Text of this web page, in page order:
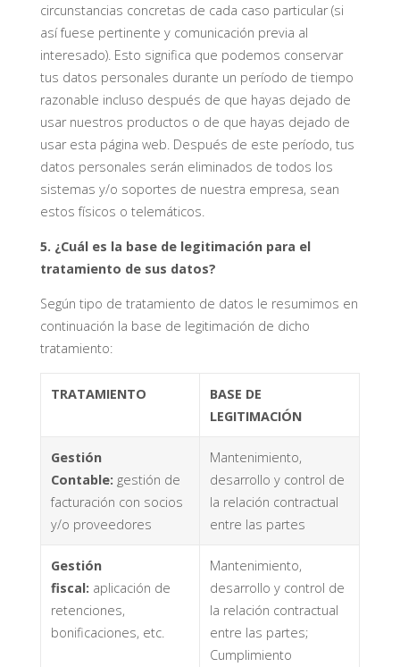
circunstancias concretas de cada caso particular (si
así fuese pertinente y comunicación previa al
interesado). Esto significa que podemos conservar
tus datos personales durante un período de tiempo
razonable incluso después de que hayas dejado de
usar nuestros productos o de que hayas dejado de
usar esta página web. Después de este período, tus
datos personales serán eliminados de todos los
sistemas y/o soportes de nuestra empresa, sean
estos físicos o telemáticos.
5. ¿Cuál es la base de legitimación para el
tratamiento de sus datos?
Según tipo de tratamiento de datos le resumimos en
continuación la base de legitimación de dicho
tratamiento:
TRATAMIENTO
BASE DE
LEGITIMACIÓN
Gestión
Contable: gestión de
facturación con socios
y/o proveedores
Mantenimiento,
desarrollo y control de
la relación contractual
entre las partes
Gestión
fiscal: aplicación de
retenciones,
bonificaciones, etc.
Mantenimiento,
desarrollo y control de
la relación contractual
entre las partes;
Cumplimiento